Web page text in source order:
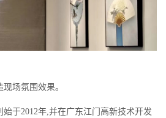
场氛围效果。
于2012年,并在广东江门高新技术开发